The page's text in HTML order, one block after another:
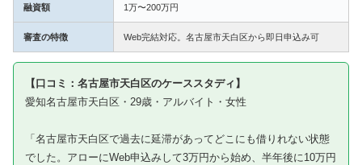
融資額 1万〜200万円
審査の特徴 Web完結対応。名古屋市天白区から即日申込み可
【口コミ：名古屋市天白区のケーススタディ】
愛知名古屋市天白区・29歳・アルバイト・女性
「名古屋市天白区で過去に延滞があってどこにも借りれない状態
でした。アローにWeb申込みして3万円から始め、半年後に10万円